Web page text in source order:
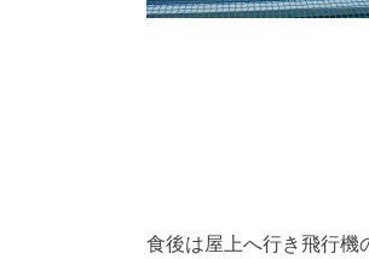
食後は屋上へ行き飛行機